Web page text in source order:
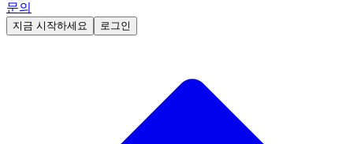
문의
지금 시작하세요 로그인